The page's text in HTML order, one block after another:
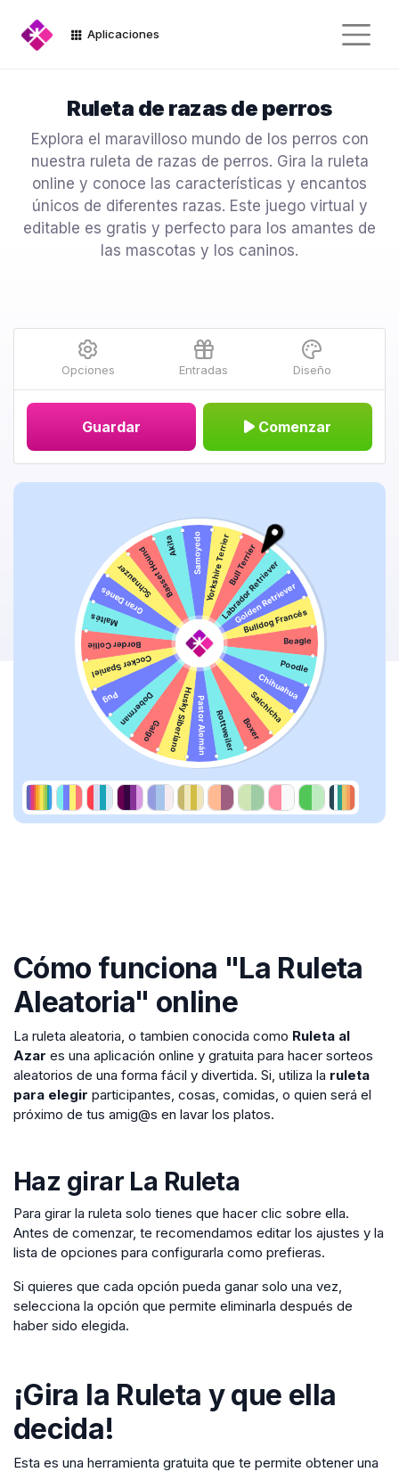
Aplicaciones
Ruleta de razas de perros
Explora el maravilloso mundo de los perros con
nuestra ruleta de razas de perros. Gira la ruleta
online y conoce las características y encantos
únicos de diferentes razas. Este juego virtual y
editable es gratis y perfecto para los amantes de
las mascotas y los caninos.
Opciones Entradas Diseño
Guardar Comenzar
Cómo funciona "La Ruleta
Aleatoria" online
La ruleta aleatoria, o tambien conocida como Ruleta al
Azar es una aplicación online y gratuita para hacer sorteos
aleatorios de una forma fácil y divertida. Si, utiliza la ruleta
para elegir participantes, cosas, comidas, o quien será el
próximo de tus amig@s en lavar los platos.
Haz girar La Ruleta
Para girar la ruleta solo tienes que hacer clic sobre ella.
Antes de comenzar, te recomendamos editar los ajustes y la
lista de opciones para configurarla como prefieras.
Si quieres que cada opción pueda ganar solo una vez,
selecciona la opción que permite eliminarla después de
haber sido elegida.
¡Gira la Ruleta y que ella
decida!
Esta es una herramienta gratuita que te permite obtener una